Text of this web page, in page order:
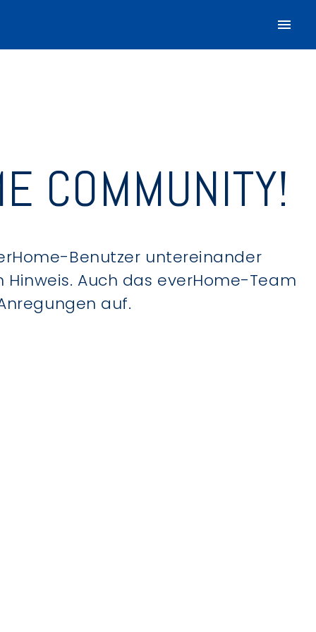
COMMUNITY!
Benutzer untereinander
Auch das everHome-Team
auf.